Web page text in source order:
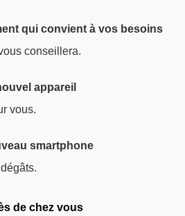
qui convient à vos besoins
conseillera.
appareil
vous.
smartphone
de chez vous